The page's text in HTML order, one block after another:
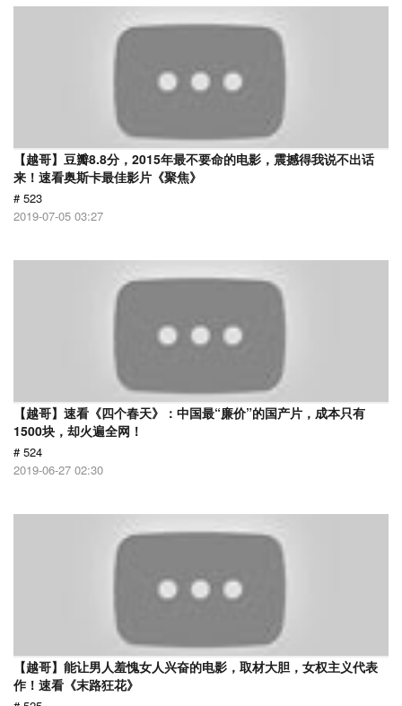
【越哥】豆瓣8.8分，2015年最不要命的电影，震撼得我说不出话
来！速看奥斯卡最佳影片《聚焦》
# 523
2019-07-05 03:27
【越哥】速看《四个春天》：中国最“廉价”的国产片，成本只有
1500块，却火遍全网！
# 524
2019-06-27 02:30
【越哥】能让男人羞愧女人兴奋的电影，取材大胆，女权主义代表
作！速看《末路狂花》